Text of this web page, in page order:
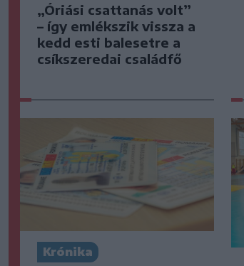
„Óriási csattanás volt”
– így emlékszik vissza a
kedd esti balesetre a
csíkszeredai családfő
Krónika